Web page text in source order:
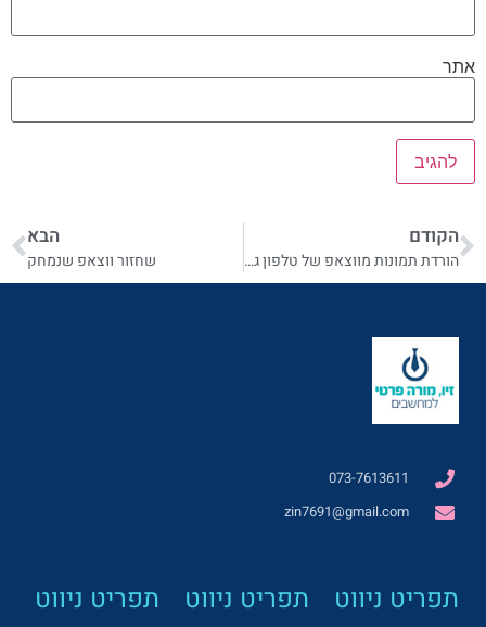
אתר
הקודם
הורדת תמונות מווצאפ של טלפון גלקסי לגלריית תמונות
הבא
שחזור ווצאפ שנמחק
073-7613611
zin7691@gmail.com
תפריט ניווט תפריט ניווט תפריט ניווט